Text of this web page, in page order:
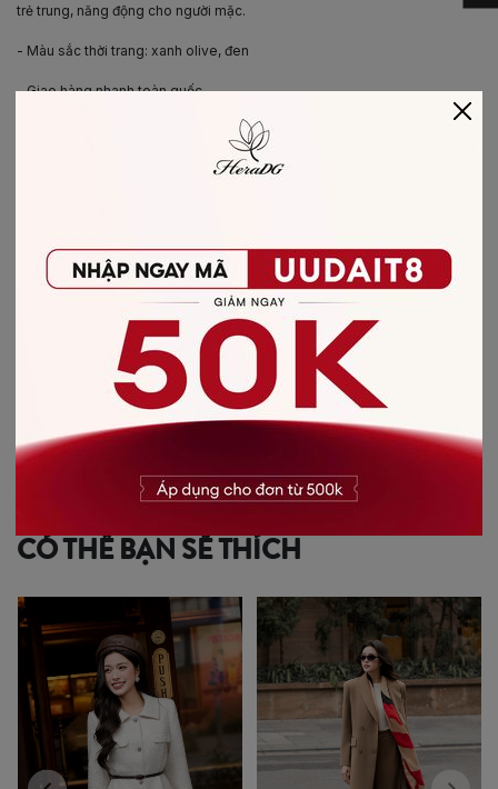
trẻ trung, năng động cho người mặc.
- Màu sắc thời trang: xanh olive, đen
- Giao hàng nhanh toàn quốc
- Giặt bằng nước lạnh (30*C)
- Không giặt sản phẩm với thuốc tẩy có chứa Clo
- Không nên giặt chung các sản phẩm khác màu với nhau
- Nên phơi khô trong bóng râm
- Ủi ở nhiệt độ thấp, nên lật mặt trái sản phẩm, không ủi trực tiếp lên hình
CHẤT LIỆU SẢN PHẨM -
Vải Recycled Polyester
CÓ THỂ BẠN SẼ THÍCH